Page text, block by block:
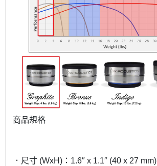
商品規格
．尺寸 (WxH)：1.6″ x 1.1″ (40 x 27 mm)